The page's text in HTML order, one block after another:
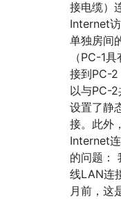
接电缆）
Internet
单独房间
（PC-1
接到PC-
以与PC-
设置了静
接。此外
Internet
的问题：
线LAN连
月前，这